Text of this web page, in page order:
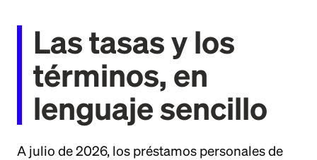
Las tasas y los
términos, en
lenguaje sencillo
A julio de 2026, los préstamos personales de